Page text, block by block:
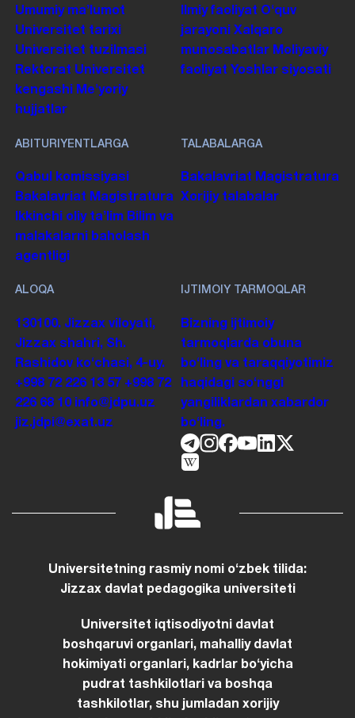
Umumiy maʼlumot
Universitet tarixi
Universitet tuzilmasi
Rektorat Universitet
kengashi
Me'yoriy
hujjatlar
Ilmiy faoliyat Oʻquv
jarayoni
Xalqaro
munosabatlar Moliyaviy
faoliyat Yoshlar siyosati
ABITURIYENTLARGA
Qabul komissiyasi
Bakalavriat Magistratura
Ikkinchi oliy taʼlim Bilim va
malakalarni baholash
agentligi
TALABALARGA
Bakalavriat Magistratura
Xorijiy talabalar
ALOQA
130100. Jizzax viloyati,
Jizzax shahri, Sh.
Rashidov koʻchasi, 4-uy.
+998 72 226 13 57 +998 72
226 68 10 info@jdpu.uz
jiz.jdpi@exat.uz
IJTIMOIY TARMOQLAR
Bizning ijtimoiy
tarmoqlarda obuna
boʻling va taraqqiyotimiz
haqidagi soʻnggi
yangiliklardan xabardor
boʻling.
Universitetning rasmiy nomi oʻzbek tilida:
Jizzax davlat pedagogika universiteti
Universitet iqtisodiyotni davlat
boshqaruvi organlari, mahalliy davlat
hokimiyati organlari, kadrlar boʻyicha
pudrat tashkilotlari va boshqa
tashkilotlar, shu jumladan xorijiy